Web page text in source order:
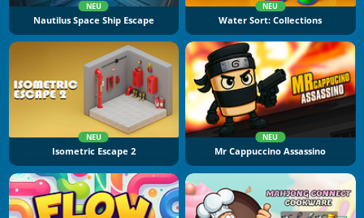
NEU
Nautilus Space Ship Escape
NEU
Water Sort: Collections
NEU
Isometric Escape 2
NEU
Mr Cappuccino Assassino